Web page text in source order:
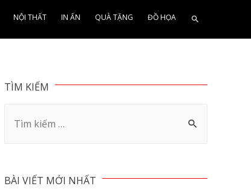
NỘI THẤT IN ẤN QUÀ TẶNG ĐỒ HỌA
TÌM KIẾM
BÀI VIẾT MỚI NHẤT